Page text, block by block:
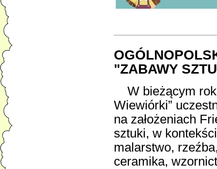
"ZABAWY
W bieżącym
Wiewiórki”
na założeniach
sztuki, w
malarstwo,
ceramika,